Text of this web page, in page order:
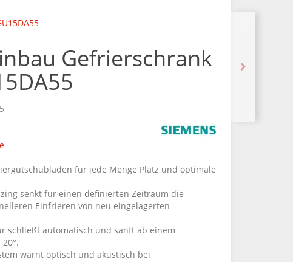
Gefrierschrank
für jede Menge Platz und optimale
senkt für einen definierten Zeitraum die
Einfrieren von neu eingelagerten
schließt automatisch und sanft ab einem
warnt optisch und akustisch bei